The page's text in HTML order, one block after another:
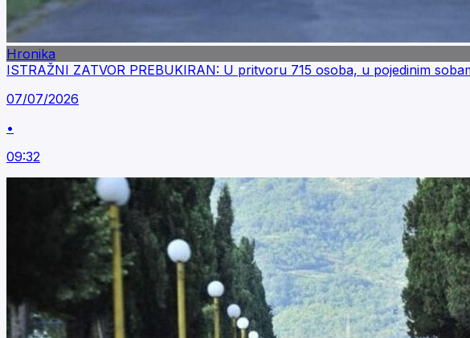
Hronika
ISTRAŽNI ZATVOR PREBUKIRAN: U pritvoru 715 osoba, u pojedinim
07/07/2026
•
09:32